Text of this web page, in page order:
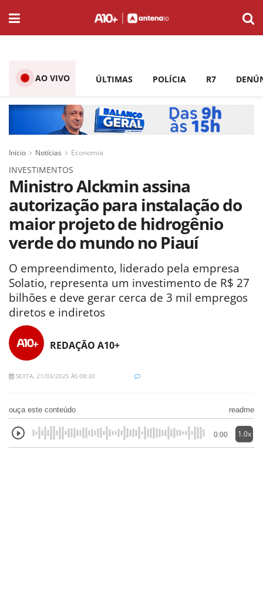
AO VIVO ÚLTIMAS POLÍCIA R7
Início Notícias Economia
INVESTIMENTOS
Ministro Alckmin assina
autorização para instalação do
maior projeto de hidrogênio
verde do mundo no Piauí
O empreendimento, liderado pela empresa
Solatio, representa um investimento de R$ 27
bilhões e deve gerar cerca de 3 mil empregos
diretos e indiretos
REDAÇÃO A10+
SEXTA, 21/03/2025 ÀS 08:30
ouça este conteúdo readme
0:00 1.0x